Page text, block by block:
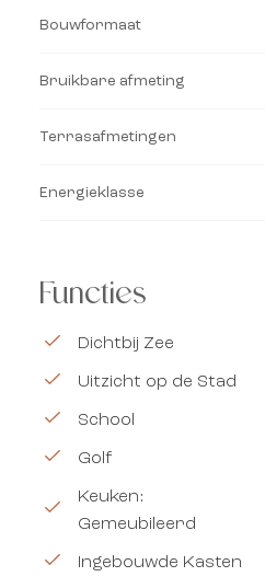
Bouwformaat
Bruikbare afmeting
Terrasafmetingen
Energieklasse
Functies
Dichtbij Zee
Uitzicht op de Stad
School
Golf
Keuken:
Gemeubileerd
Ingebouwde Kasten